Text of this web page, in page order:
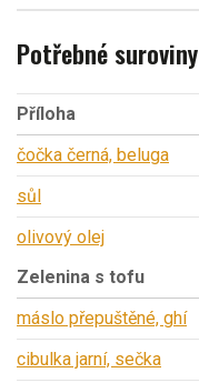
Potřebné suroviny
Příloha
čočka černá, beluga
sůl
olivový olej
Zelenina s tofu
máslo přepuštěné, ghí
cibulka jarní, sečka